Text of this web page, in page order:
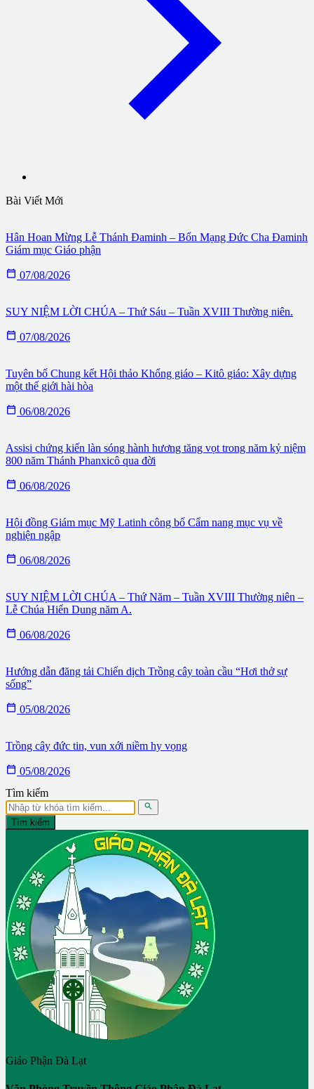
Bài Viết Mới
Hân Hoan Mừng Lễ Thánh Đaminh – Bổn Mạng Đức Cha Đaminh
Giám mục Giáo phận
 07/08/2026
SUY NIỆM LỜI CHÚA – Thứ Sáu – Tuần XVIII Thường niên.
 07/08/2026
Tuyên bố Chung kết Hội thảo Khổng giáo – Kitô giáo: Xây dựng
một thế giới hài hòa
 06/08/2026
Assisi chứng kiến làn sóng hành hương tăng vọt trong năm kỷ niệm
800 năm Thánh Phanxicô qua đời
 06/08/2026
Hội đồng Giám mục Mỹ Latinh công bố Cẩm nang mục vụ về
nghiện ngập
 06/08/2026
SUY NIỆM LỜI CHÚA – Thứ Năm – Tuần XVIII Thường niên –
Lễ Chúa Hiển Dung năm A.
 06/08/2026
Hướng dẫn đăng tải Chiến dịch Trồng cây toàn cầu “Hơi thở sự
sống”
 05/08/2026
Trồng cây đức tin, vun xới niềm hy vọng
 05/08/2026
Tìm kiếm

Tìm kiếm
Giáo Phận Đà Lạt